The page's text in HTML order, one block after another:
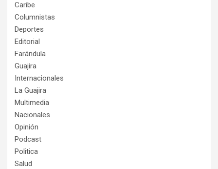
Caribe
Columnistas
Deportes
Editorial
Farándula
Guajira
Internacionales
La Guajira
Multimedia
Nacionales
Opinión
Podcast
Politica
Salud